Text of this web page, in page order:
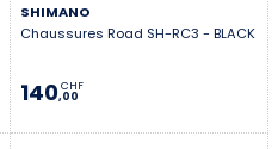
SHIMANO
Chaussures Road SH-RC3 - BLACK
140,00
CHF